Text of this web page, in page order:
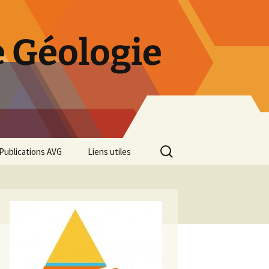
Publications AVG
Diaporama Exposition
minéralogique AVG 2016
Liens utiles
Rechercher :